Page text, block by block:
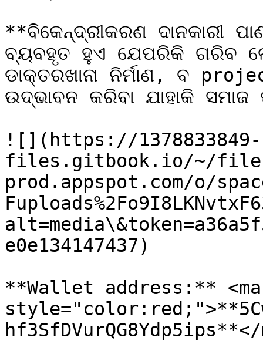
**ବିକେନ୍ଦ୍ରୀକରଣ ଦାନକାରୀ
ବ୍ୟବହୃତ ହୁଏ ଯେପରିକି ଗରିବ
ଡାକ୍ତରଖାନା ନିର୍ମାଣ, ବ
ଉଦ୍ଭାବନ କରିବା ଯାହାକି
​![](https://1378833849-
files.gitbook.io/~/
prod.appspot.com/o/
e0e134147437)​
**Wallet address:**